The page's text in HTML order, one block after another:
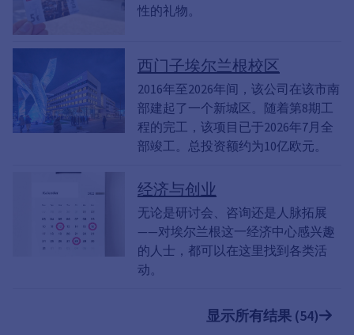
性的礼物。
西门子埃尔兰根校区
2016年至2026年间，该公司在该市南
部建起了一个新城区。随着第8期工
程的完工，该项目已于2026年7月全
部竣工。总投资额约为10亿欧元。
经济与创业
无论是研讨会、咨询还是人脉拓展
——对埃尔兰根这一经济中心感兴趣
的人士，都可以在这里找到各类活
动。
显示所有结果 (54)